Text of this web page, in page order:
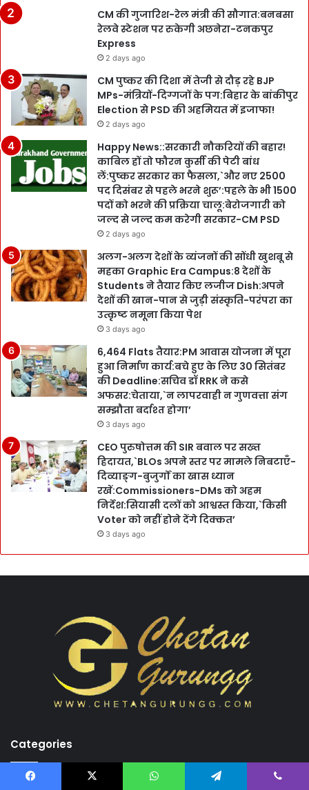
CM की गुजारिश-रेल मंत्री की सौगात:बनबसा
रेलवे स्टेशन पर रुकेगी अछनेरा-टनकपुर
Express
2 days ago
CM पुष्कर की दिशा में तेजी से दौड़ रहे BJP
MPs-मंत्रियों-दिग्गजों के पग:बिहार के बांकीपुर
Election से PSD की अहमियत में इजाफा!
2 days ago
Happy News::सरकारी नौकरियों की बहार!
काबिल हों तो फौरन कुर्सी की पेटी बांध
लें:पुष्कर सरकार का फैसला,`और नए 2500
पद दिसंबर से पहले भरने शुरू’:पहले के भी 1500
पदों को भरने की प्रक्रिया चालू:बेरोजगारी को
जल्द से जल्द कम करेगी सरकार-CM PSD
2 days ago
अलग-अलग देशों के व्यंजनों की सोंधी खुशबू से
महका Graphic Era Campus:8 देशों के
Students ने तैयार किए लजीज Dish:अपने
देशों की खान-पान से जुड़ी संस्कृति-परंपरा का
उत्कृष्ट नमूना किया पेश
3 days ago
6,464 Flats तैयार:PM आवास योजना में पूरा
हुआ निर्माण कार्य:बचे हुए के लिए 30 सितंबर
की Deadline:सचिव डॉ RRK ने कसे
अफसर:चेताया,`न लापरवाही न गुणवत्ता संग
सम्झौता बर्दाश्त होगा’
3 days ago
CEO पुरुषोत्तम की SIR बवाल पर सख्त
हिदायत,`BLOs अपने स्तर पर मामले निबटाएँ-
दिव्याङ्ग-बुजुर्गों का खास ध्यान
रखें:Commissioners-DMs को अहम
निर्देश:सियासी दलों को आश्वस्त किया,`किसी
Voter को नहीं होने देंगे दिक्कत’
3 days ago
Categories
Blog (22)